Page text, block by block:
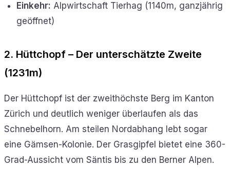
Einkehr: Alpwirtschaft Tierhag (1140m, ganzjährig
geöffnet)
2. Hüttchopf – Der unterschätzte Zweite
(1231m)
Der Hüttchopf ist der zweithöchste Berg im Kanton
Zürich und deutlich weniger überlaufen als das
Schnebelhorn. Am steilen Nordabhang lebt sogar
eine Gämsen-Kolonie. Der Grasgipfel bietet eine 360-
Grad-Aussicht vom Säntis bis zu den Berner Alpen.